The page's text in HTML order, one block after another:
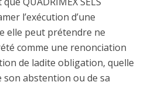
l’exécution d’une
elle peut prétendre ne
comme une renonciation
de ladite obligation, quelle
son abstention ou de sa